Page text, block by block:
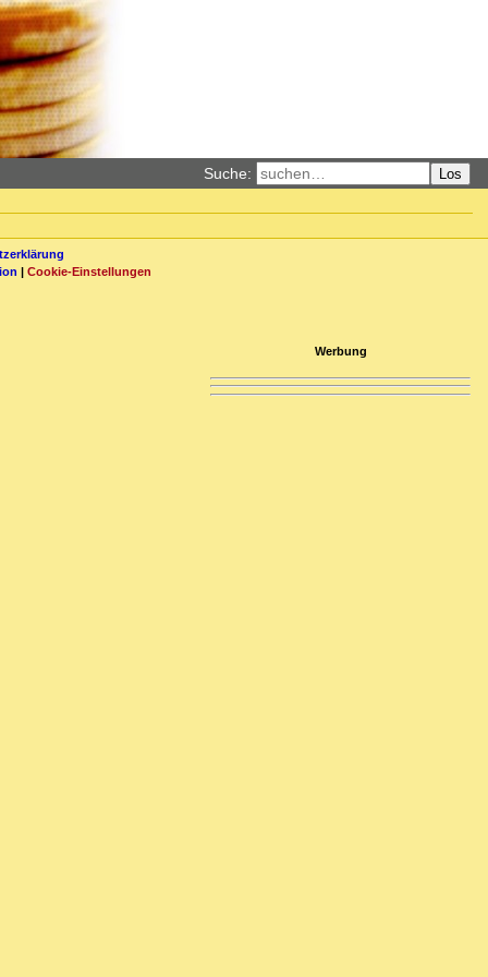
Suche: Los
| Cookie-Einstellungen
Werbung